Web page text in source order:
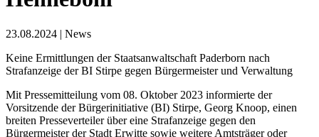
23.08.2024 | News
Keine Ermittlungen der Staatsanwaltschaft Paderborn nach
Strafanzeige der BI Stirpe gegen Bürgermeister und Verwaltung
Mit Pressemitteilung vom 08. Oktober 2023 informierte der
Vorsitzende der Bürgerinitiative (BI) Stirpe, Georg Knoop, einen
breiten Presseverteiler über eine Strafanzeige gegen den
Bürgermeister der Stadt Erwitte sowie weitere Amtsträger oder